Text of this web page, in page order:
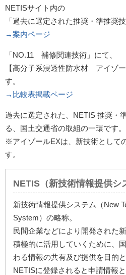
NETISサイト内の
「過去に選定された推奨・準推奨
→案内ページ
「NO.11 補修関連技術」にて、
【高分子系浸透性防水材 アイゾ
す。
→比較表掲載ページ
過去に選定された、NETIS 推奨・
る、国土交通省の取組の一環です。
※アイゾールEXは、新技術として
す。
NETIS（新技術情報提供シ
新技術情報提供システム（New
System）の略称。
民間企業などにより開発された
積極的に活用していくために、
わる情報の共有及び提供を目的
NETISに登録されると申請情報